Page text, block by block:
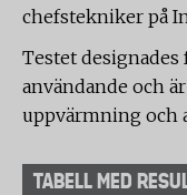
chefstekniker på
Testet
användande och
uppvärmning och
TABELL MED